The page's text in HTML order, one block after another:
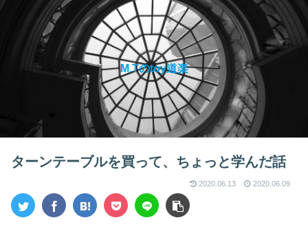
M.Tのtoy道楽
ターンテーブルを買って、ちょっと学んだ話
2020.06.13 2020.06.09